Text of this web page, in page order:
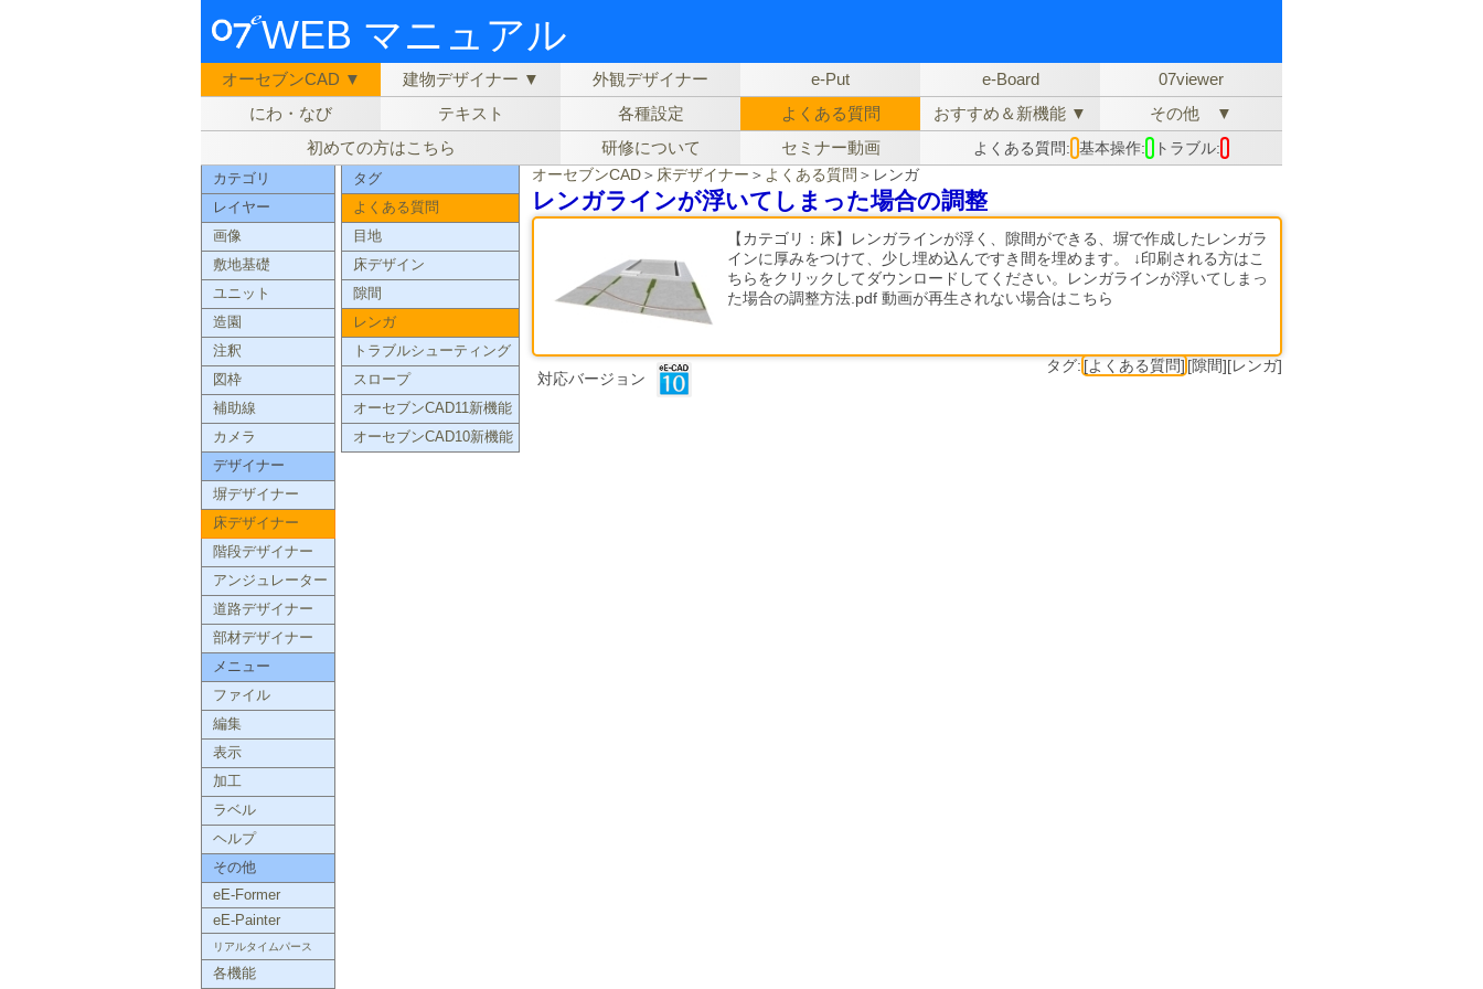
WEB マニュアル
オーセブンCAD ▼ 建物デザイナー ▼ 外観デザイナー e-Put e-Board
07viewer
にわ・なび
テキスト 各種設定 よくある質問 おすすめ＆新機能 ▼
その他 ▼
初めての方はこちら
研修について セミナー動画 よくある質問: 基本操作: トラブル:
カテゴリ
レイヤー
画像
敷地基礎
ユニット
造園
注釈
図枠
補助線
カメラ
デザイナー
塀デザイナー
床デザイナー
階段デザイナー
アンジュレーター
道路デザイナー
部材デザイナー
メニュー
ファイル
編集
表示
加工
ラベル
ヘルプ
その他
eE-Former
eE-Painter
リアルタイムパース
各機能
タグ
よくある質問
目地
床デザイン
隙間
レンガ
トラブルシューティング
スロープ
オーセブンCAD11新機能
オーセブンCAD10新機能
オーセブンCAD＞ 床デザイナー ＞ よくある質問 ＞レンガ
レンガラインが浮いてしまった場合の調整
【カテゴリ：床】レンガラインが浮く、隙間ができる、塀で作成したレンガラ
インに厚みをつけて、少し埋め込んですき間を埋めます。 ↓印刷される方はこ
ちらをクリックしてダウンロードしてください。レンガラインが浮いてしまっ
た場合の調整方法.pdf 動画が再生されない場合はこちら
対応バージョン
タグ:[よくある質問][隙間][レンガ]